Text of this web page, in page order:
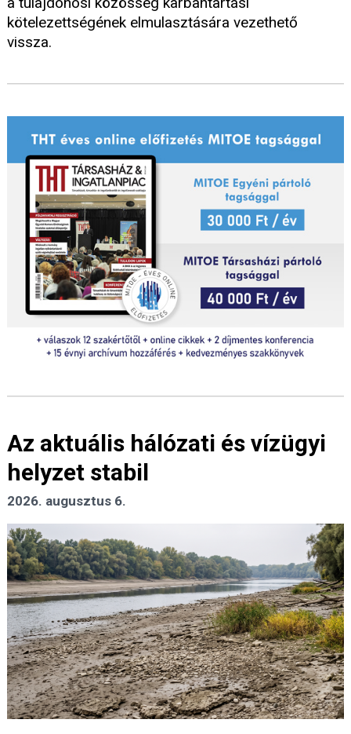
kötelezettségének elmulasztására vezethető
vissza.
Az aktuális hálózati és vízügyi
helyzet stabil
2026. augusztus 6.